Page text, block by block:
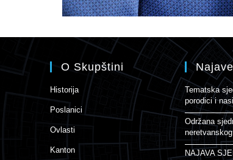
O Skupštini
Historija
Poslanici
Ovlasti
Kanton
Tematska
porodici i
Održana
NAJAVA